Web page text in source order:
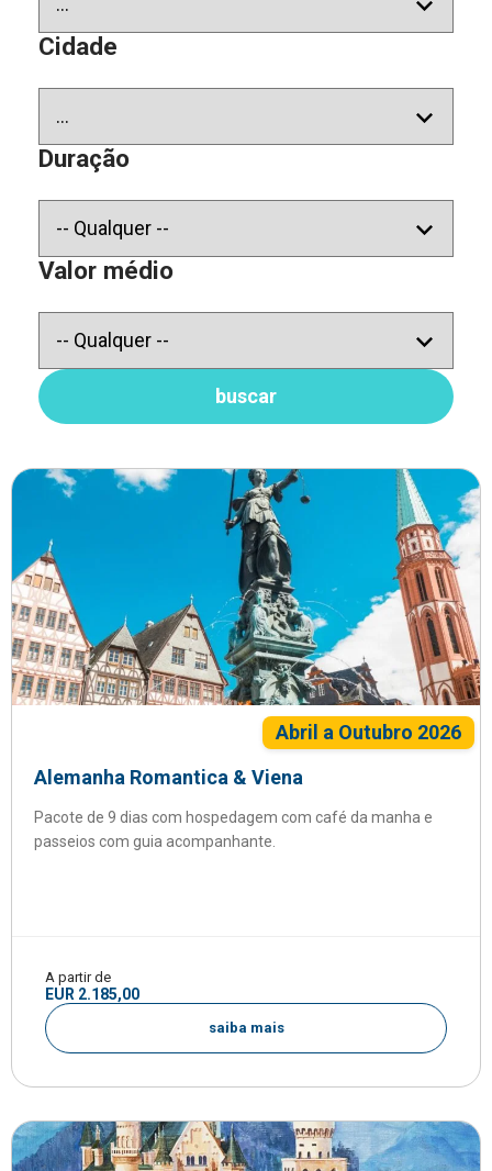
Cidade
Duração
Valor médio
buscar
Abril a Outubro 2026
Alemanha Romantica & Viena
Pacote de 9 dias com hospedagem com café da manha e
passeios com guia acompanhante.
A partir de
EUR 2.185,00
saiba mais